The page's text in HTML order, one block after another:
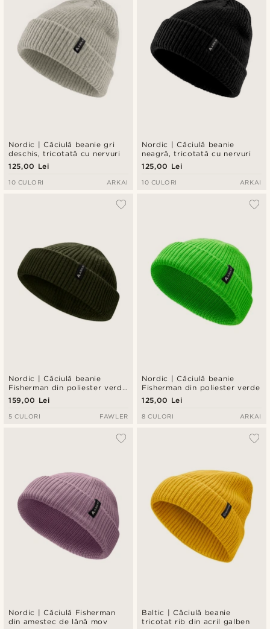
Nordic | Căciulă beanie gri
deschis, tricotată cu nervuri
125,00 Lei
10 CULORI ARKAI
Nordic | Căciulă beanie
neagră, tricotată cu nervuri
125,00 Lei
10 CULORI ARKAI
Nordic | Căciulă beanie
Fisherman din poliester verde
măsliniu
159,00 Lei
5 CULORI FAWLER
Nordic | Căciulă beanie
Fisherman din poliester verde
125,00 Lei
8 CULORI ARKAI
Nordic | Căciulă Fisherman
din amestec de lână mov
Baltic | Căciulă beanie
tricotat rib din acril galben